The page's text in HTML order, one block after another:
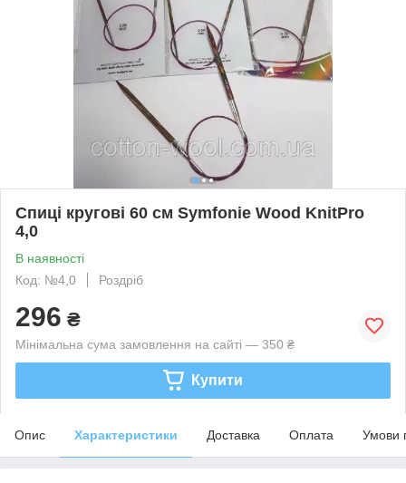
Спиці кругові 60 см Symfonie Wood KnitPro
4,0
В наявності
Код: №4,0
Роздріб
296 ₴
Мінімальна сума замовлення на сайті — 350 ₴
Купити
Опис Характеристики Доставка Оплата Умови